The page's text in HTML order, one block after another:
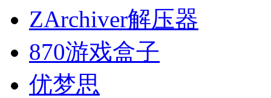
ZArchiver解压器
870游戏盒子
优梦思